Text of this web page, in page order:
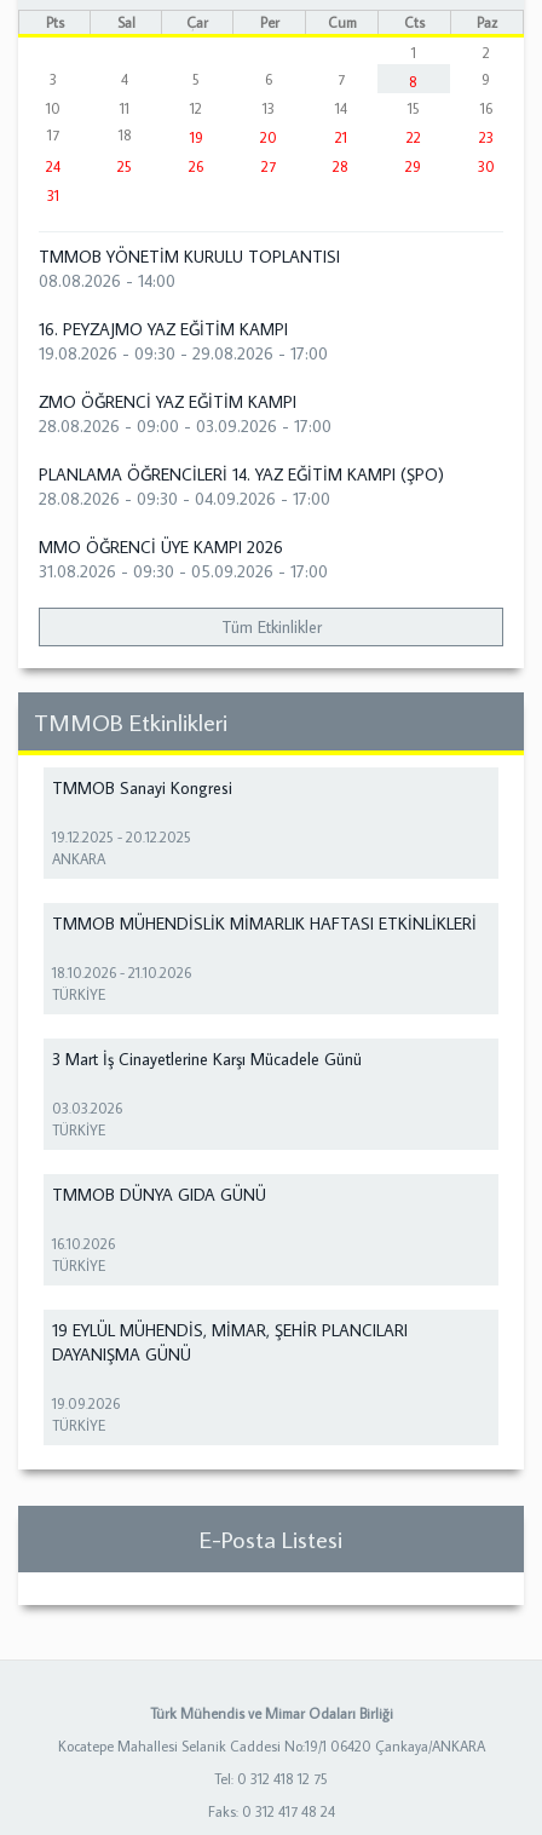
Pts Sal Çar Per Cum Cts
Paz
1
2
3
4 5 6 7 8
9
10
11 12 13 14 15
16
17
18 19 20 21 22
23
24
25 26 27 28 29
30
31
TMMOB YÖNETİM KURULU TOPLANTISI
08.08.2026 - 14:00
16. PEYZAJMO YAZ EĞİTİM KAMPI
19.08.2026 - 09:30 - 29.08.2026 - 17:00
ZMO ÖĞRENCİ YAZ EĞİTİM KAMPI
28.08.2026 - 09:00 - 03.09.2026 - 17:00
PLANLAMA ÖĞRENCİLERİ 14. YAZ EĞİTİM KAMPI (ŞPO)
28.08.2026 - 09:30 - 04.09.2026 - 17:00
MMO ÖĞRENCİ ÜYE KAMPI 2026
31.08.2026 - 09:30 - 05.09.2026 - 17:00
Tüm Etkinlikler
TMMOB Etkinlikleri
TMMOB Sanayi Kongresi
19.12.2025 -20.12.2025
ANKARA
TMMOB MÜHENDİSLİK MİMARLIK HAFTASI ETKİNLİKLERİ
18.10.2026 -21.10.2026
TÜRKİYE
3 Mart İş Cinayetlerine Karşı Mücadele Günü
03.03.2026
TÜRKİYE
TMMOB DÜNYA GIDA GÜNÜ
16.10.2026
TÜRKİYE
19 EYLÜL MÜHENDİS, MİMAR, ŞEHİR PLANCILARI
DAYANIŞMA GÜNÜ
19.09.2026
TÜRKİYE
E-Posta Listesi
Türk Mühendis ve Mimar Odaları Birliği
Kocatepe Mahallesi Selanik Caddesi No:19/1 06420 Çankaya/ANKARA
Tel: 0 312 418 12 75
Faks: 0 312 417 48 24